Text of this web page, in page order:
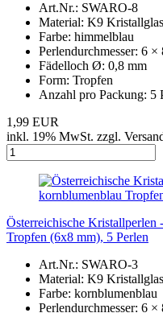
Art.Nr.: SWARO-8
Material: K9 Kristallglas
Farbe: himmelblau
Perlendurchmesser: 6 ×
Fädelloch Ø: 0,8 mm
Form: Tropfen
Anzahl pro Packung: 5
1,99 EUR
inkl. 19% MwSt. zzgl.
Österreichische Kristallperlen
Tropfen (6x8 mm), 5 Perlen
Art.Nr.: SWARO-3
Material: K9 Kristallglas
Farbe: kornblumenblau
Perlendurchmesser: 6 ×